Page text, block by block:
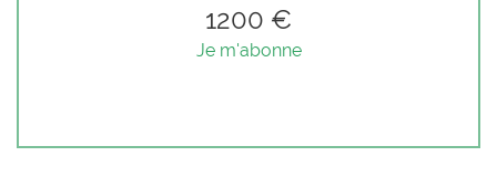
1200 €
Je m'abonne